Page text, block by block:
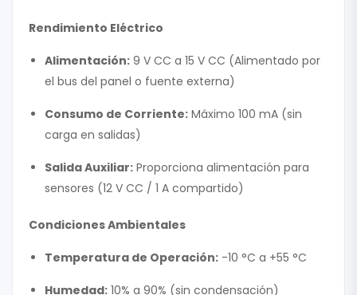
Rendimiento Eléctrico
Alimentación: 9 V CC a 15 V CC (Alimentado por
el bus del panel o fuente externa)
Consumo de Corriente: Máximo 100 mA (sin
carga en salidas)
Salida Auxiliar: Proporciona alimentación para
sensores (12 V CC / 1 A compartido)
Condiciones Ambientales
Temperatura de Operación: -10 °C a +55 °C
Humedad: 10% a 90% (sin condensación)